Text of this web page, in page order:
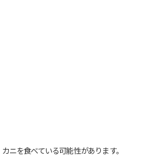
を食べている可能性があります。